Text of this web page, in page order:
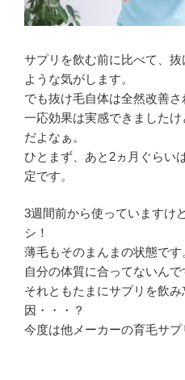
サプリを飲む前に比べて、
ような気がします。
でも抜け毛自体は全然改善さ
一応効果は実感できました
だよなぁ。
ひとまず、あと2ヵ月ぐらい
定です。
3週間前から使っていますけ
シ！
薄毛もそのまんまの状態です
自分の体質に合ってないんで
それともたまにサプリを飲
因・・・？
今度は他メーカーの育毛サプ